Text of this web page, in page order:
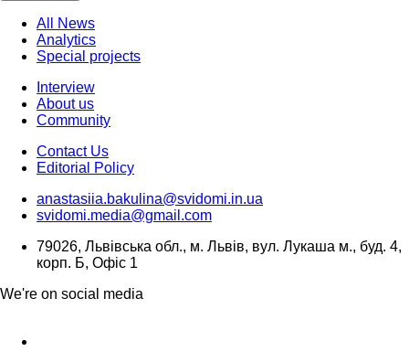
All News
Analytics
Special projects
Interview
About us
Community
Contact Us
Editorial Policy
anastasiia.bakulina@svidomi.in.ua
svidomi.media@gmail.com
79026, Львівська обл., м. Львів, вул. Лукаша м., буд. 4,
корп. Б, Офіс 1
We're on social media